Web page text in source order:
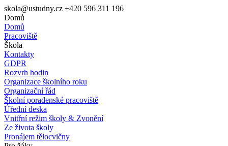
skola@ustudny.cz +420 596 311 196
Domů
Domů
Pracoviště
Škola
Kontakty
GDPR
Rozvrh hodin
Organizace školního roku
Organizační řád
Školní poradenské pracoviště
Úřední deska
Vnitřní režim školy & Zvonění
Ze života školy
Pronájem tělocvičny